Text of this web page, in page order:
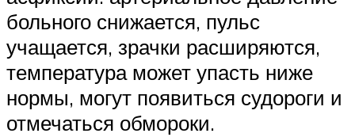
больного снижается, пульс
учащается, зрачки расширяются,
температура может упасть ниже
нормы, могут появиться судороги и
отмечаться обмороки.